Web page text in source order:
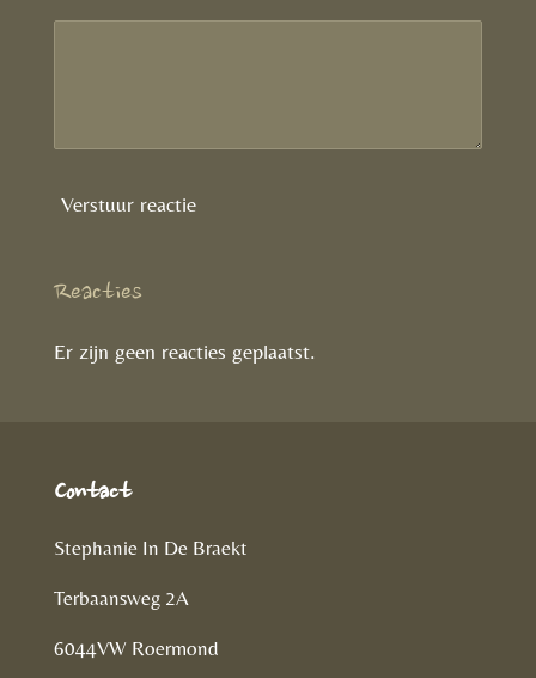
Verstuur reactie
Reacties
Er zijn geen reacties geplaatst.
Contact
Stephanie In De Braekt
Terbaansweg 2A
6044VW Roermond